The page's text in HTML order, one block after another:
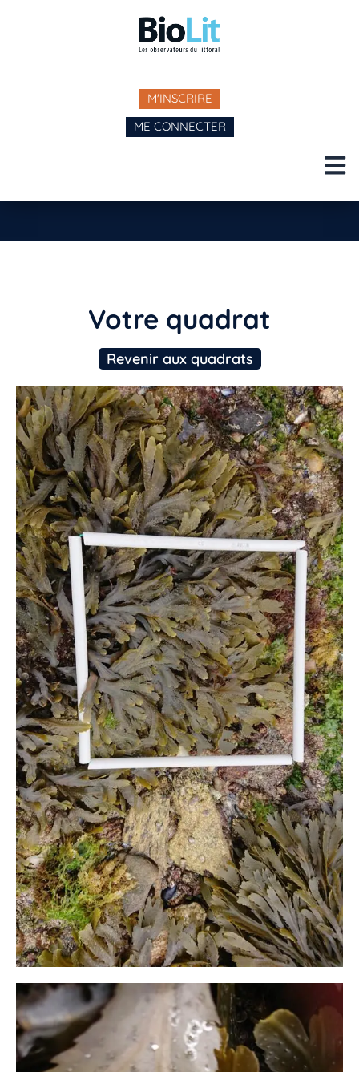
M'INSCRIRE
ME CONNECTER
Votre quadrat
Revenir aux quadrats